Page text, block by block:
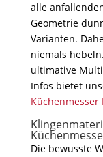
alle
Geometrie
Varianten.
niemals
ultimative
Infos bietet
Die bewusste